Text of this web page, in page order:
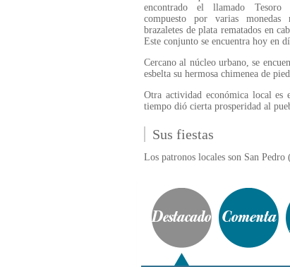
encontrado el llamado Tesoro
compuesto por varias monedas
brazaletes de plata rematados en
Este conjunto se encuentra hoy en
Cercano al núcleo urbano, se
esbelta su hermosa chimenea de
Otra actividad económica local
tiempo dió cierta prosperidad al
Sus fiestas
Los patronos locales son San